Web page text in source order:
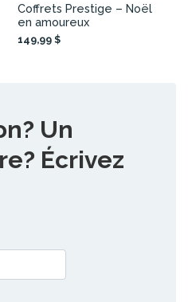
Coffrets Prestige – Noël
en amoureux
149,99 $
Un
Écrivez